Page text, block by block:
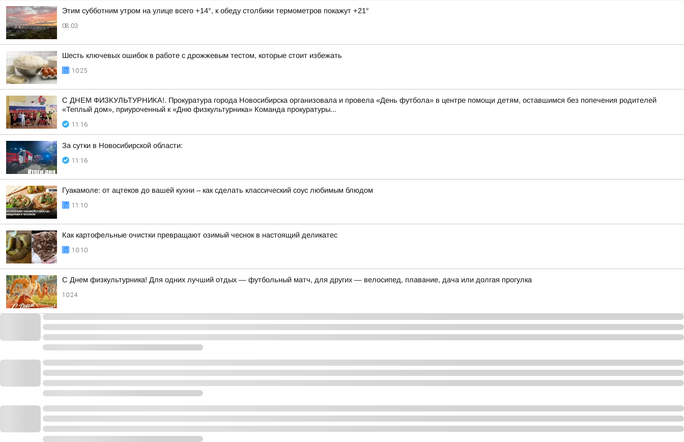
Этим субботним утром на улице всего +14°, к обеду столбики термометров покажут +21°
08:03
Шесть ключевых ошибок в работе с дрожжевым тестом, которые стоит избежать
10:25
С ДНЕМ ФИЗКУЛЬТУРНИКА!. Прокуратура города Новосибирска организовала и провела «День футбола» в центре помощи детям, оставшимся без попечения родителей
«Теплый дом», приуроченный к «Дню физкультурника» Команда прокуратуры...
11:16
За сутки в Новосибирской области:
11:16
Гуакамоле: от ацтеков до вашей кухни – как сделать классический соус любимым блюдом
11:10
Как картофельные очистки превращают озимый чеснок в настоящий деликатес
10:10
С Днем физкультурника! Для одних лучший отдых — футбольный матч, для других — велосипед, плавание, дача или долгая прогулка
10:24